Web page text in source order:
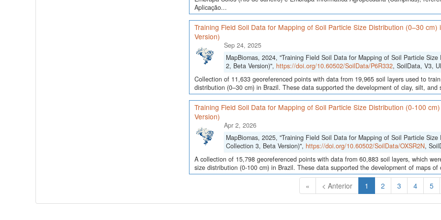
Aplicação...
Training Field Soil Data for Mapping of Soil Particle Size Distribution (0–30
Version)
Sep 24, 2025
MapBiomas, 2024, "Training Field Soil Data for Mapping of Soil Particle
2, Beta Version)", https://doi.org/10.60502/SoilData/P6R332, SoilData, V3,
Collection of 11,633 georeferenced points with data from 19,965 soil layers used to
distribution (0–30 cm) in Brazil. These data supported the development of clay, silt,
Training Field Soil Data for Mapping of Soil Particle Size Distribution (0-100
Version)
Apr 2, 2026
MapBiomas, 2025, "Training Field Soil Data for Mapping of Soil Particle
Collection 3, Beta Version)", https://doi.org/10.60502/SoilData/OXSR2N,
A collection of 15,798 georeferenced points with data from 60,883 soil layers, which
size distribution (0-100 cm) in Brazil. These data supported the development of maps
« < Anterior 1 (Atual)
2 3 4 5